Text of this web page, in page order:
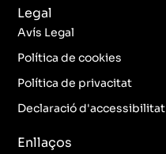
e
b
o
k
-
f
a
r
m
r i
n
Enllaços
Legal
Avís Legal
Política de cookies
Política de privacitat
Declaració d'accessibilitat